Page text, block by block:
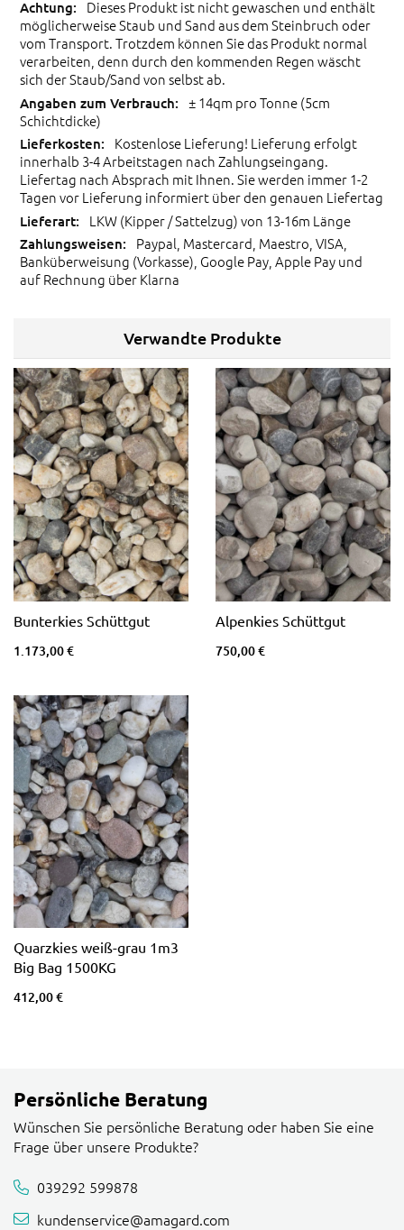
Dieses Produkt ist nicht gewaschen und enthält
möglicherweise Staub und Sand aus dem Steinbruch oder
vom Transport. Trotzdem können Sie das Produkt normal
verarbeiten, denn durch den kommenden Regen wäscht
sich der Staub/Sand von selbst ab.
± 14qm pro Tonne (5cm
Schichtdicke)
Kostenlose Lieferung! Lieferung erfolgt
innerhalb 3-4 Arbeitstagen nach Zahlungseingang.
Liefertag nach Absprach mit Ihnen. Sie werden immer 1-2
Tagen vor Lieferung informiert über den genauen Liefertag
LKW (Kipper / Sattelzug) von 13-16m Länge
Paypal, Mastercard, Maestro, VISA,
Banküberweisung (Vorkasse), Google Pay, Apple Pay und
auf Rechnung über Klarna
Verwandte Produkte
Bunterkies Schüttgut
1.173,00 €
Alpenkies Schüttgut
750,00 €
Quarzkies weiß-grau 1m3
Big Bag 1500KG
412,00 €
Persönliche Beratung
Wünschen Sie persönliche Beratung oder haben Sie eine
Frage über unsere Produkte?
039292 599878
kundenservice@amagard.com